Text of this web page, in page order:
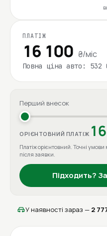
ПЛАТІЖ
16 100 ₴/міс
Повна ціна авто: 532
Перший внесок
ОРІЄНТОВНИЙ ПЛАТІЖ
Платіж орієнтовний. Точні
після заявки.
Підходить?
У наявності зараз — 2